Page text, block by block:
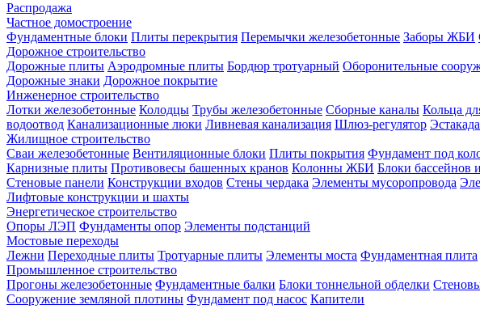
Распродажа
Частное домостроение
Фундаментные блоки Плиты перекрытия Перемычки железобетонные Заборы ЖБИ
Дорожное строительство
Дорожные плиты Аэродромные плиты Бордюр тротуарный Оборонительные
Дорожные знаки Дорожное покрытие
Инженерное строительство
Лотки железобетонные Колодцы Трубы железобетонные Сборные каналы Кольца
водоотвод Канализационные люки Ливневая канализация Шлюз-регулятор
Жилищное строительство
Сваи железобетонные Вентиляционные блоки Плиты покрытия Фундамент под
Карнизные плиты Противовесы башенных кранов Колонны ЖБИ Блоки бассейнов
Стеновые панели Конструкции входов Стены чердака Элементы мусоропровода
Лифтовые конструкции и шахты
Энергетическое строительство
Опоры ЛЭП Фундаменты опор Элементы подстанций
Мостовые переходы
Лежни Переходные плиты Тротуарные плиты Элементы моста Фундаментная плита
Промышленное строительство
Прогоны железобетонные Фундаментные балки Блоки тоннельной обделки
Сооружение земляной плотины Фундамент под насос Капители